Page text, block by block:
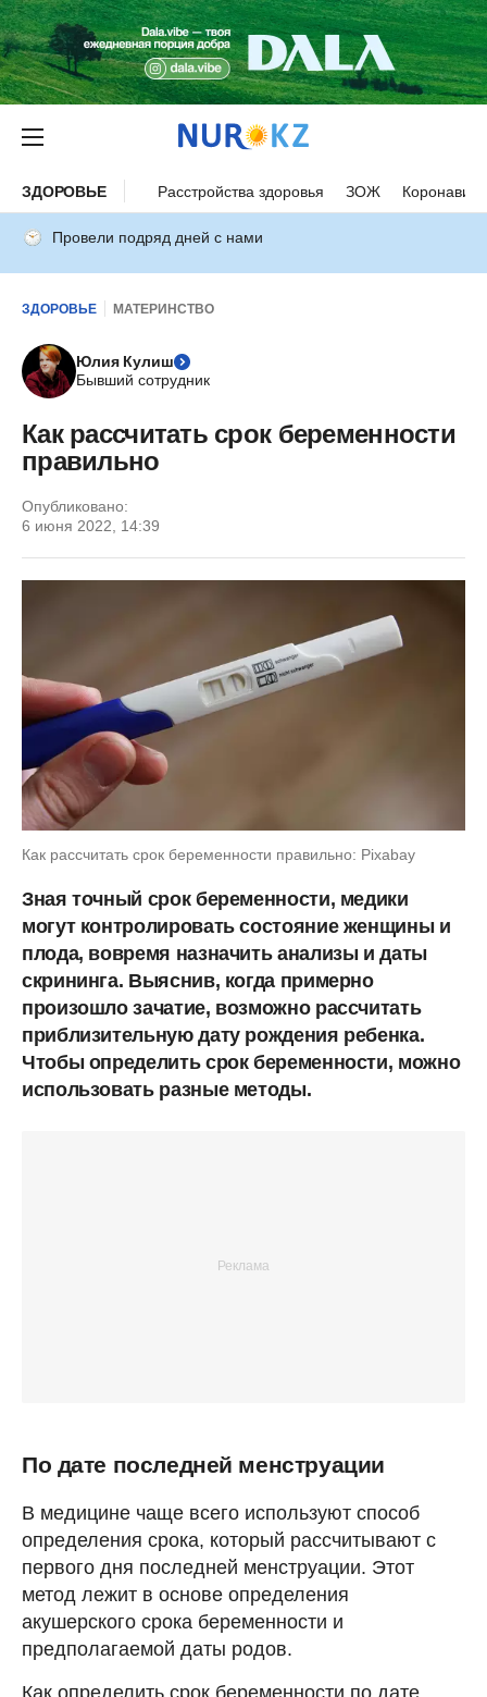
ЗДОРОВЬЕ Расстройства здоровья ЗОЖ
Провели подряд дней с нами
ЗДОРОВЬЕ МАТЕРИНСТВО
Юлия Кулиш
Бывший сотрудник
Как рассчитать срок беременности
правильно
Опубликовано:
6 июня 2022, 14:39
Как рассчитать срок беременности правильно: Pixabay
Зная точный срок беременности, медики
могут контролировать состояние женщины и
плода, вовремя назначить анализы и даты
скрининга. Выяснив, когда примерно
произошло зачатие, возможно рассчитать
приблизительную дату рождения ребенка.
Чтобы определить срок беременности, можно
использовать разные методы.
По дате последней менструации
В медицине чаще всего используют способ
определения срока, который рассчитывают с
первого дня последней менструации. Этот
метод лежит в основе определения
акушерского срока беременности и
предполагаемой даты родов.
Как определить срок беременности по дате